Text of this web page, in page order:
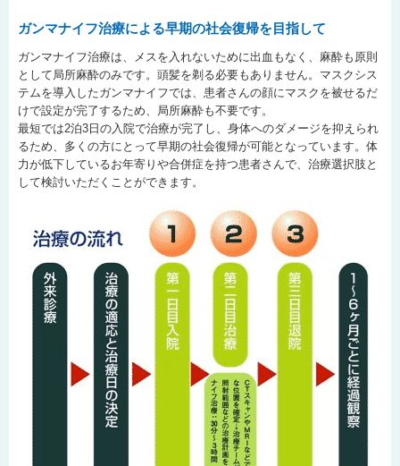
ガンマナイフ治療による早期の社会復帰を目指して
ガンマナイフ治療は、メスを入れないために出血もなく、麻酔も原則
として局所麻酔のみです。頭髪を剃る必要もありません。マスクシス
テムを導入したガンマナイフでは、患者さんの顔にマスクを被せるだ
けで設定が完了するため、局所麻酔も不要です。
最短では2泊3日の入院で治療が完了し、身体へのダメージを抑えられ
るため、多くの方にとって早期の社会復帰が可能となっています。体
力が低下しているお年寄りや合併症を持つ患者さんで、治療選択肢と
して検討いただくことができます。